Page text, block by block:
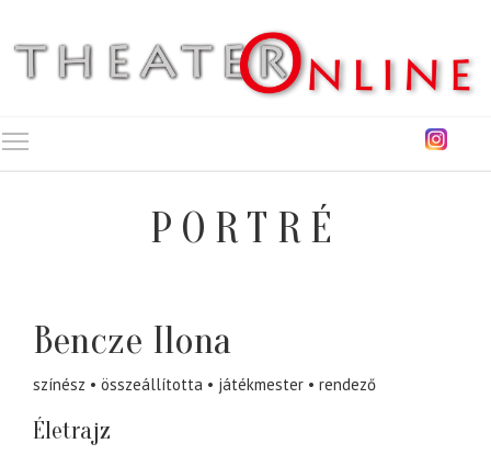
PORTRÉ
Bencze Ilona
színész összeállította játékmester rendező
Életrajz